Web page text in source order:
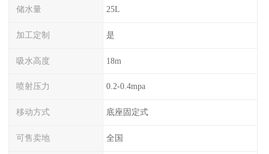
储水量 25L
加工定制 是
吸水高度 18m
喷射压力 0.2-0.4mpa
移动方式 底座固定式
可售卖地 全国